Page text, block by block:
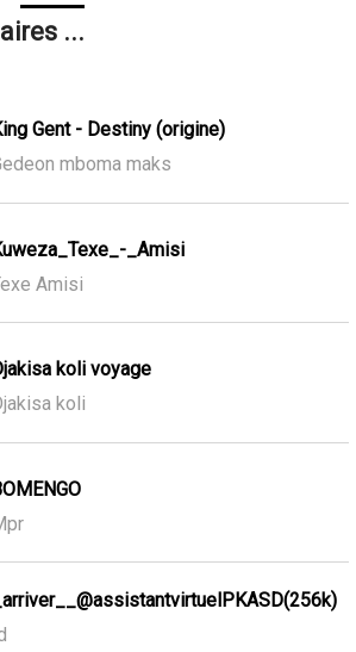
...
Gent - Destiny (origine)
mboma maks
_Amisi
Amisi
koli voyage
koli